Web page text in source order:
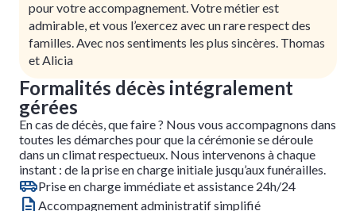
pour votre accompagnement. Votre métier est
admirable, et vous l’exercez avec un rare respect des
familles. Avec nos sentiments les plus sincères. Thomas
et Alicia
Formalités décès intégralement
gérées
En cas de décès, que faire ? Nous vous accompagnons dans
toutes les démarches pour que la cérémonie se déroule
dans un climat respectueux. Nous intervenons à chaque
instant : de la prise en charge initiale jusqu’aux funérailles.
Prise en charge immédiate et assistance 24h/24
Accompagnement administratif simplifié